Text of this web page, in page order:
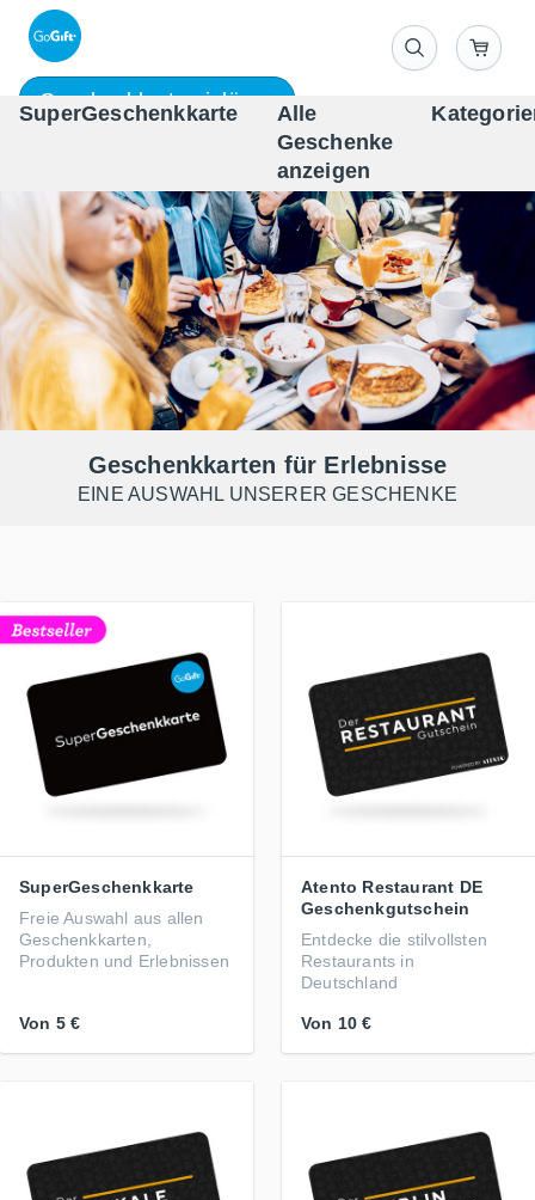
Geschenkkarte einlösen
SuperGeschenkkarte
Alle
Geschenke
anzeigen
Geschenkkarten für Erlebnisse
EINE AUSWAHL UNSERER GESCHENKE
SuperGeschenkkarte
Freie Auswahl aus allen
Geschenkkarten,
Produkten und Erlebnissen
Von 5 €
Atento Restaurant DE
Geschenkgutschein
Entdecke die stilvollsten
Restaurants in
Deutschland
Von 10 €